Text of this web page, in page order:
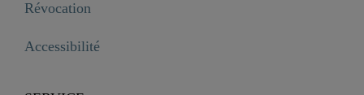
Révocation
Accessibilité